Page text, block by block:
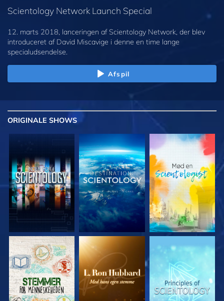
Scientology Network Launch Special
12. marts 2018, lanceringen af Scientology Network, der blev
introduceret af David Miscavige i denne en time lange
specialudsendelse.
Afspil
ORIGINALE SHOWS
UDFORSK SERIEN UDFORSK SERIEN UDFORSK SERIEN